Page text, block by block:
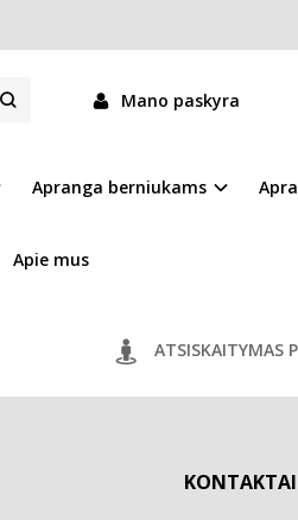
Mano paskyra
Apranga berniukams
Apie mus
ATSISKAITYMAS
KONTAKTAI